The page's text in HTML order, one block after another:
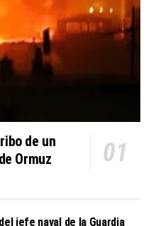
de un
Ormuz
jefe naval de la Guardia